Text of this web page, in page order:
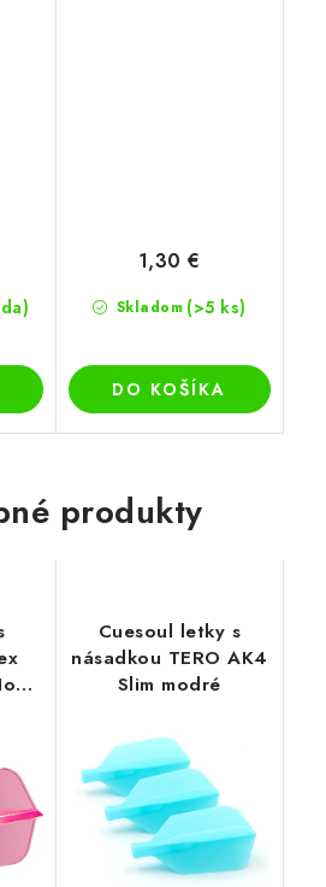
Skladom (>5 ks)
1,30 €
DO KOŠÍKA
produkty
Cuesoul letky s
násadkou TERO AK4
Slim modré